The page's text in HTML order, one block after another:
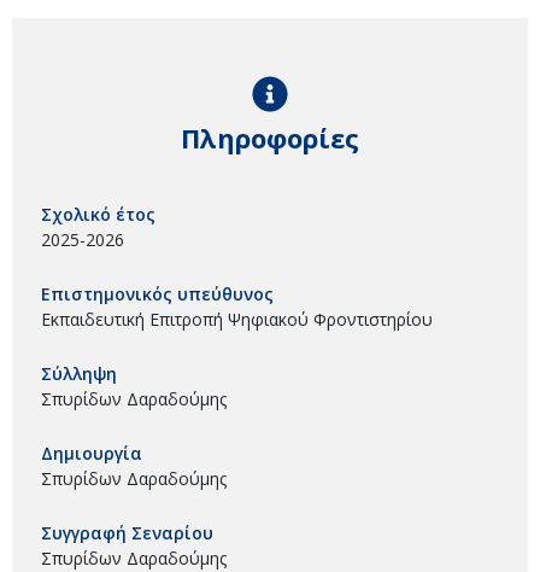
Πληροφορίες
Σχολικό έτος
2025-2026
Επιστημονικός υπεύθυνος
Εκπαιδευτική Επιτροπή Ψηφιακού Φροντιστηρίου
Σύλληψη
Σπυρίδων Δαραδούμης
Δημιουργία
Σπυρίδων Δαραδούμης
Συγγραφή Σεναρίου
Σπυρίδων Δαραδούμης